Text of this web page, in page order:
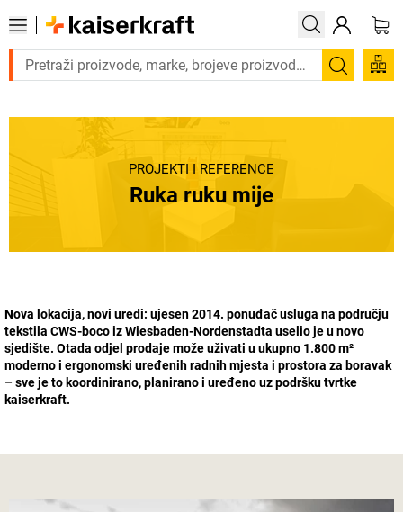
Trebate proizvod hitno? Pogledajte našu ponudu proizvoda s
PROJEKTI I REFERENCE
Ruka ruku mije
Nova lokacija, novi uredi: ujesen 2014. ponuđač usluga na području
tekstila CWS-boco iz Wiesbaden-Nordenstadta uselio je u novo
sjedište. Otada odjel prodaje može uživati u ukupno 1.800 m²
moderno i ergonomski uređenih radnih mjesta i prostora za boravak
– sve je to koordinirano, planirano i uređeno uz podršku tvrtke
kaiserkraft.